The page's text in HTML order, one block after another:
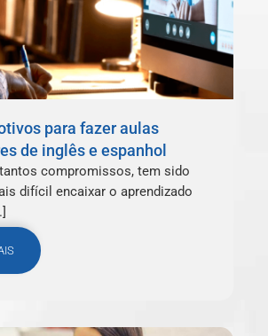
para fazer aulas
de inglês e espanhol
compromissos, tem sido
difícil encaixar o aprendizado